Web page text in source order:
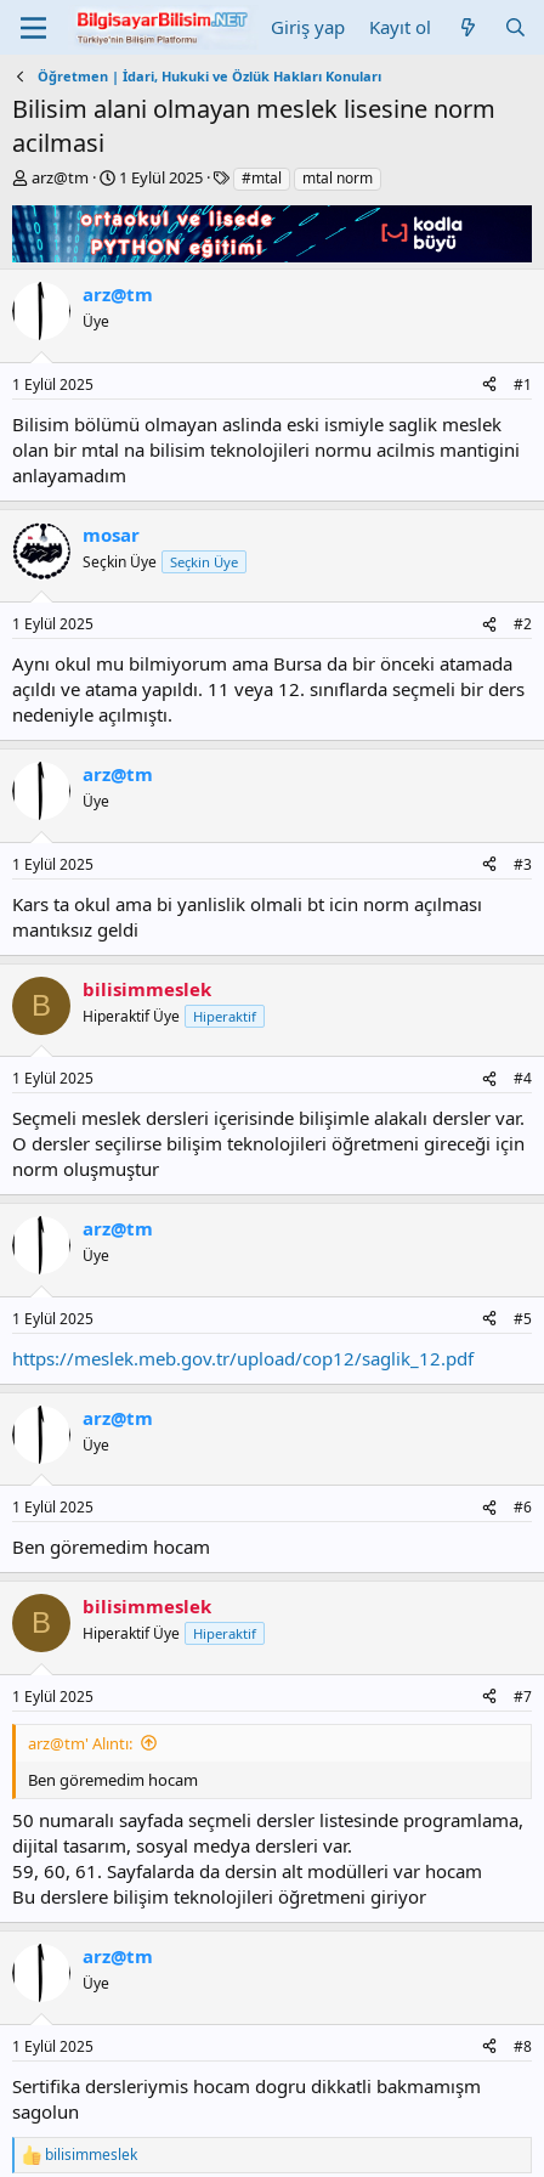
Giriş yap Kayıt ol
Öğretmen | İdari, Hukuki ve Özlük Hakları Konuları
Bilisim alani olmayan meslek lisesine norm
acilmasi
K
n
b
u
y
u
a
l
a
t
a
n
arz@tm
B
ş
l
a
n
g
a
r
i
h
i
1 Eylül 2025
E
i
k
e
#mtal mtal norm
arz@tm
Üye
1 Eylül 2025 #1
Bilisim bölümü olmayan aslinda eski ismiyle saglik meslek
olan bir mtal na bilisim teknolojileri normu acilmis mantigini
anlayamadım
mosar
Seçkin Üye Seçkin Üye
1 Eylül 2025 #2
Aynı okul mu bilmiyorum ama Bursa da bir önceki atamada
açıldı ve atama yapıldı. 11 veya 12. sınıflarda seçmeli bir ders
nedeniyle açılmıştı.
arz@tm
Üye
1 Eylül 2025 #3
Kars ta okul ama bi yanlislik olmali bt icin norm açılması
mantıksız geldi
B bilisimmeslek
Hiperaktif Üye Hiperaktif
1 Eylül 2025 #4
Seçmeli meslek dersleri içerisinde bilişimle alakalı dersler var.
O dersler seçilirse bilişim teknolojileri öğretmeni gireceği için
norm oluşmuştur
arz@tm
Üye
1 Eylül 2025 #5
https://meslek.meb.gov.tr/upload/cop12/saglik_12.pdf
arz@tm
Üye
1 Eylül 2025 #6
Ben göremedim hocam
B bilisimmeslek
Hiperaktif Üye Hiperaktif
1 Eylül 2025 #7
arz@tm' Alıntı:
Ben göremedim hocam
50 numaralı sayfada seçmeli dersler listesinde programlama,
dijital tasarım, sosyal medya dersleri var.
59, 60, 61. Sayfalarda da dersin alt modülleri var hocam
Bu derslere bilişim teknolojileri öğretmeni giriyor
arz@tm
Üye
1 Eylül 2025 #8
Sertifika dersleriymis hocam dogru dikkatli bakmamışm
sagolun
T
bilisimmeslek